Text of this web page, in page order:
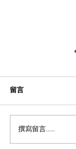
環保愛地球
做 | 澎湖民
留言
撰寫留言......